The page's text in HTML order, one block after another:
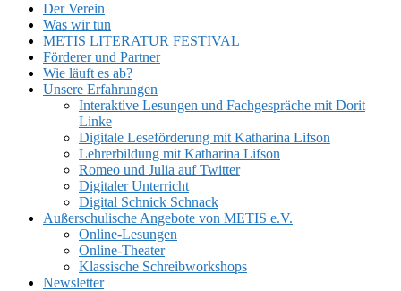
Der Verein
Was wir tun
METIS LITERATUR FESTIVAL
Förderer und Partner
Wie läuft es ab?
Unsere Erfahrungen
Interaktive Lesungen und Fachgespräche mit Dorit
Linke
Digitale Leseförderung mit Katharina Lifson
Lehrerbildung mit Katharina Lifson
Romeo und Julia auf Twitter
Digitaler Unterricht
Digital Schnick Schnack
Außerschulische Angebote von METIS e.V.
Online-Lesungen
Online-Theater
Klassische Schreibworkshops
Newsletter